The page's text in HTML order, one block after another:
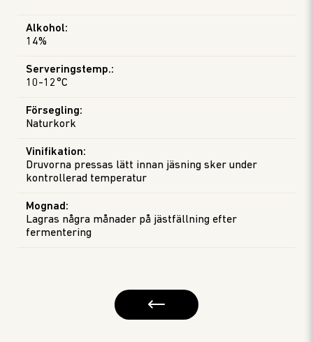
Alkohol:
14%
Serveringstemp.:
10-12°C
Försegling:
Naturkork
Vinifikation:
Druvorna pressas lätt innan jäsning sker under
kontrollerad temperatur
Mognad :
Lagras några månader på jästfällning efter
fermentering